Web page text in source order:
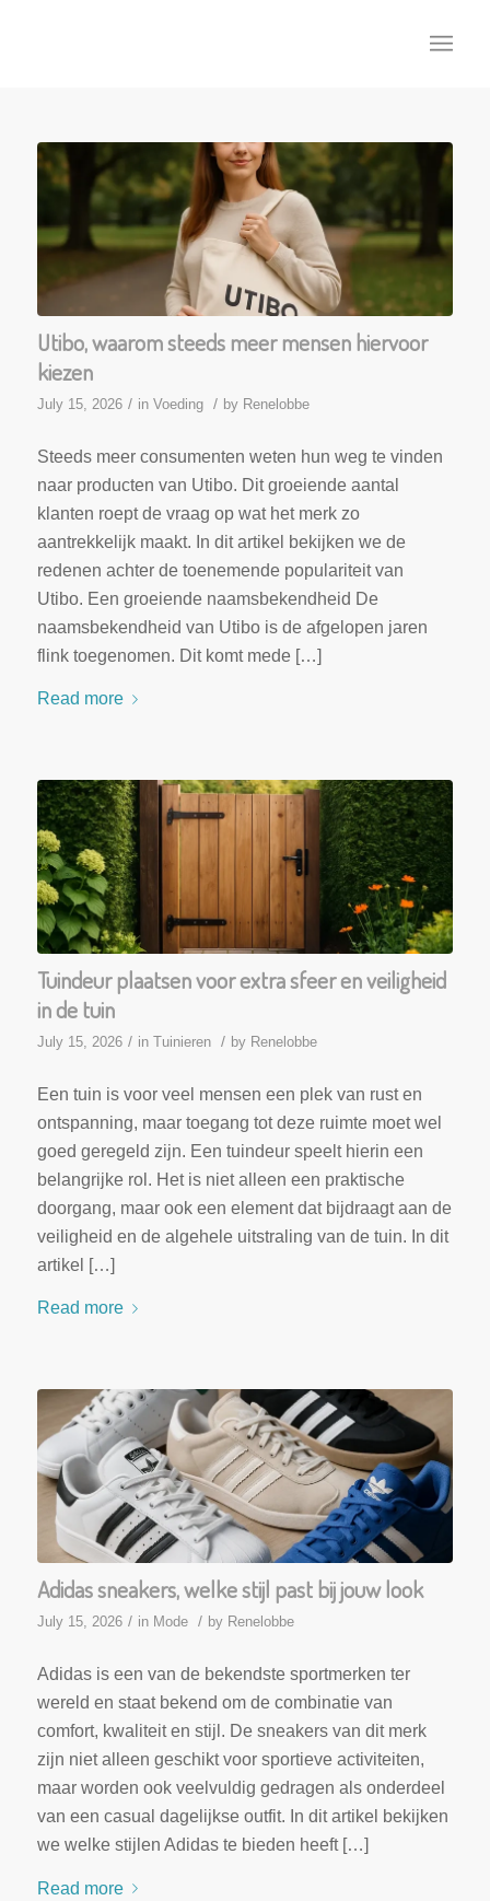
Utibo, waarom steeds meer mensen hiervoor
kiezen
July 15, 2026 / in Voeding / by Renelobbe
Steeds meer consumenten weten hun weg te vinden
naar producten van Utibo. Dit groeiende aantal
klanten roept de vraag op wat het merk zo
aantrekkelijk maakt. In dit artikel bekijken we de
redenen achter de toenemende populariteit van
Utibo. Een groeiende naamsbekendheid De
naamsbekendheid van Utibo is de afgelopen jaren
flink toegenomen. Dit komt mede […]
Read more
Tuindeur plaatsen voor extra sfeer en veiligheid
in de tuin
July 15, 2026 / in Tuinieren / by Renelobbe
Een tuin is voor veel mensen een plek van rust en
ontspanning, maar toegang tot deze ruimte moet wel
goed geregeld zijn. Een tuindeur speelt hierin een
belangrijke rol. Het is niet alleen een praktische
doorgang, maar ook een element dat bijdraagt aan de
veiligheid en de algehele uitstraling van de tuin. In dit
artikel […]
Read more
Adidas sneakers, welke stijl past bij jouw look
July 15, 2026 / in Mode / by Renelobbe
Adidas is een van de bekendste sportmerken ter
wereld en staat bekend om de combinatie van
comfort, kwaliteit en stijl. De sneakers van dit merk
zijn niet alleen geschikt voor sportieve activiteiten,
maar worden ook veelvuldig gedragen als onderdeel
van een casual dagelijkse outfit. In dit artikel bekijken
we welke stijlen Adidas te bieden heeft […]
Read more